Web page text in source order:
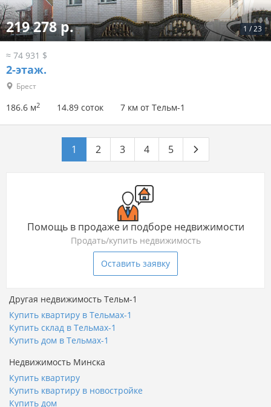
1 /23
219 278 р.
≈ 74 931 $
2-этаж.
Брест
186.6 м2 14.89 соток 7 км от Тельм-1
1 2 3 4 5
Помощь в продаже и подборе недвижимости
Продать/купить недвижимость
Оставить заявку
Другая недвижимость Тельм-1
Купить квартиру в Тельмах-1
Купить склад в Тельмах-1
Купить дом в Тельмах-1
Недвижимость Минска
Купить квартиру
Купить квартиру в новостройке
Купить дом